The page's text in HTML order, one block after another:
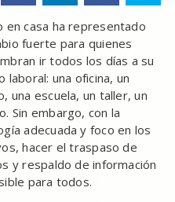
en casa ha representado
fuerte para quienes
ir todos los días a su
laboral: una oficina, un
una escuela, un taller, un
Sin embargo, con la
adecuada y foco en los
hacer el traspaso de
y respaldo de información
para todos.